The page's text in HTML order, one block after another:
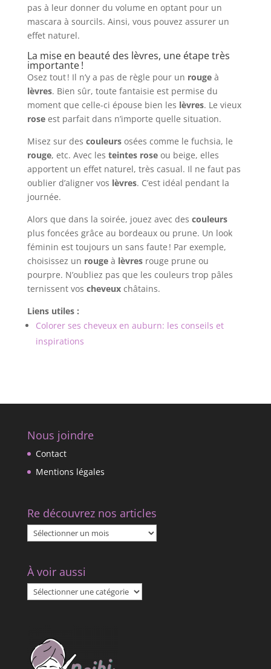
pas à leur donner du volume en optant pour un
mascara à sourcils. Ainsi, vous pouvez assurer un
effet naturel.
La mise en beauté des lèvres, une étape très
importante !
Osez tout ! Il n’y a pas de règle pour un rouge à
lèvres. Bien sûr, toute fantaisie est permise du
moment que celle-ci épouse bien les lèvres. Le vieux
rose est parfait dans n’importe quelle situation.
Misez sur des couleurs osées comme le fuchsia, le
rouge, etc. Avec les teintes rose ou beige, elles
apportent un effet naturel, très casual. Il ne faut pas
oublier d’aligner vos lèvres. C’est idéal pendant la
journée.
Alors que dans la soirée, jouez avec des couleurs
plus foncées grâce au bordeaux ou prune. Un look
féminin est toujours un sans faute ! Par exemple,
choisissez un rouge à lèvresrouge prune ou
pourpre. N’oubliez pas que les couleurs trop pâles
ternissent vos cheveux châtains.
Liens utiles :
Colorer ses cheveux en auburn: les conseils et
inspirations
Nous joindre
Contact
Mentions légales
Re découvrez nos articles
Re
découvrez
articles
À voir aussi
voir